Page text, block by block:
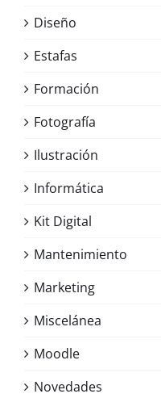
Diseño
Estafas
Formación
Fotografía
Ilustración
Informática
Kit Digital
Mantenimiento
Marketing
Miscelánea
Moodle
Novedades